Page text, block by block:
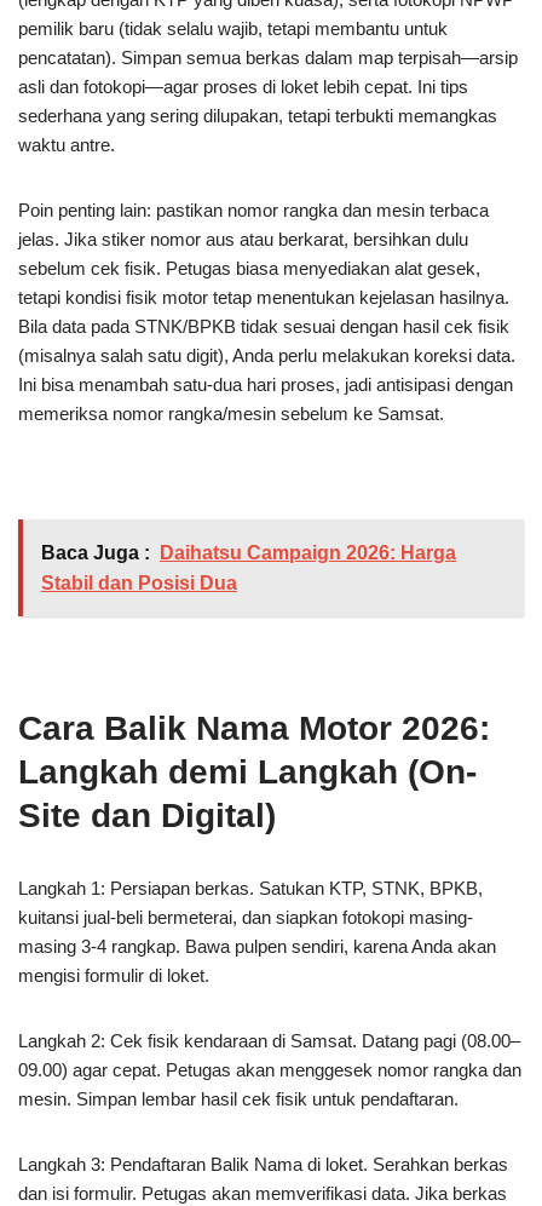
pemilik baru (tidak selalu wajib, tetapi membantu untuk
pencatatan). Simpan semua berkas dalam map terpisah—arsip
asli dan fotokopi—agar proses di loket lebih cepat. Ini tips
sederhana yang sering dilupakan, tetapi terbukti memangkas
waktu antre.
Poin penting lain: pastikan nomor rangka dan mesin terbaca
jelas. Jika stiker nomor aus atau berkarat, bersihkan dulu
sebelum cek fisik. Petugas biasa menyediakan alat gesek,
tetapi kondisi fisik motor tetap menentukan kejelasan hasilnya.
Bila data pada STNK/BPKB tidak sesuai dengan hasil cek fisik
(misalnya salah satu digit), Anda perlu melakukan koreksi data.
Ini bisa menambah satu-dua hari proses, jadi antisipasi dengan
memeriksa nomor rangka/mesin sebelum ke Samsat.
Baca Juga :
Daihatsu Campaign 2026: Harga
Stabil dan Posisi Dua
Cara Balik Nama Motor 2026:
Langkah demi Langkah (On-
Site dan Digital)
Langkah 1: Persiapan berkas. Satukan KTP, STNK, BPKB,
kuitansi jual-beli bermeterai, dan siapkan fotokopi masing-
masing 3-4 rangkap. Bawa pulpen sendiri, karena Anda akan
mengisi formulir di loket.
Langkah 2: Cek fisik kendaraan di Samsat. Datang pagi (08.00–
09.00) agar cepat. Petugas akan menggesek nomor rangka dan
mesin. Simpan lembar hasil cek fisik untuk pendaftaran.
Langkah 3: Pendaftaran Balik Nama di loket. Serahkan berkas
dan isi formulir. Petugas akan memverifikasi data. Jika berkas